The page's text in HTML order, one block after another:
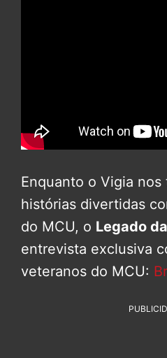
Enquanto o Vigia nos
histórias divertidas
do MCU, o Legado
entrevista exclusiva
veteranos do MCU: